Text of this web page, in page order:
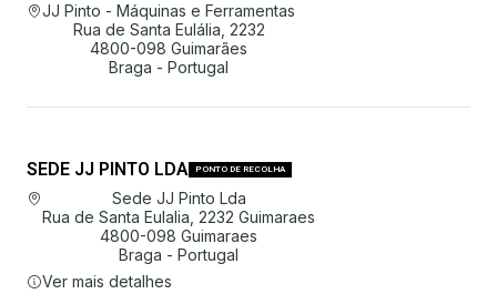
JJ Pinto - Máquinas e Ferramentas
Rua de Santa Eulália, 2232
4800-098 Guimarães
Braga - Portugal
SEDE JJ PINTO LDA PONTO DE RECOLHA
Sede JJ Pinto Lda
Rua de Santa Eulalia, 2232 Guimaraes
4800-098 Guimaraes
Braga - Portugal
Ver mais detalhes